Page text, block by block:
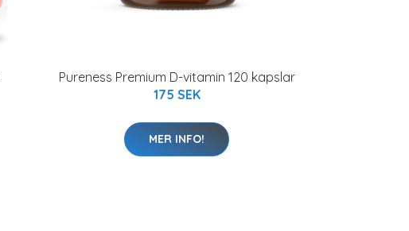
Pureness Premium D-vitamin 120 kapslar
175 SEK
MER INFO!